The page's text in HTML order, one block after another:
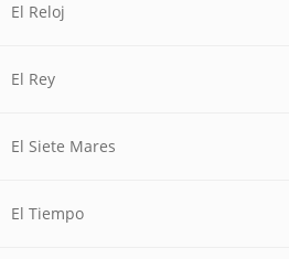
El Reloj
El Rey
El Siete Mares
El Tiempo